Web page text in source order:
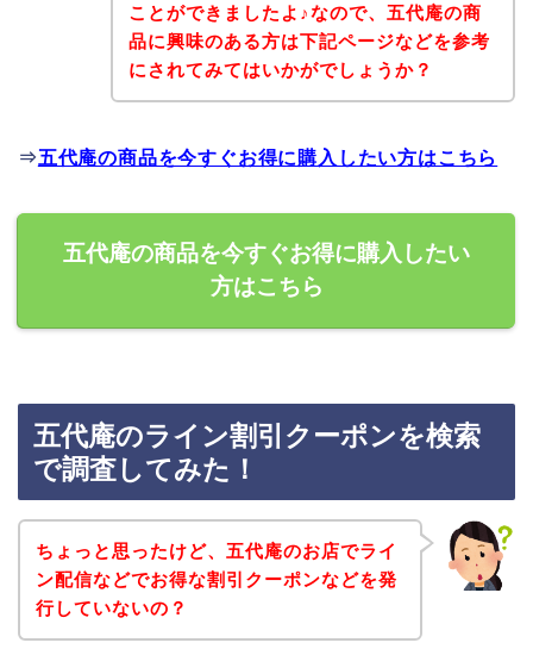
ことができましたよ♪なので、五代庵の商
品に興味のある方は下記ページなどを参考
にされてみてはいかがでしょうか？
⇒五代庵の商品を今すぐお得に購入したい方はこちら
五代庵の商品を今すぐお得に購入したい
方はこちら
五代庵のライン割引クーポンを検索
で調査してみた！
ちょっと思ったけど、五代庵のお店でライ
ン配信などでお得な割引クーポンなどを発
行していないの？